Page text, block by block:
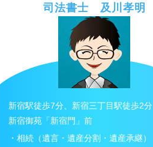
司法書士 及川孝明
新宿駅徒歩7分、新宿三丁目駅徒歩2分
新宿御苑「新宿門」前
・相続（遺言・遺産分割・遺産承継）